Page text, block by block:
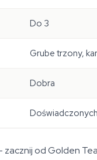
Do 3
Grube trzony,
Dobra
od Golden